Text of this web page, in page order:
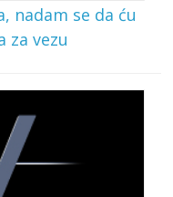
nadam se da ću
za vezu